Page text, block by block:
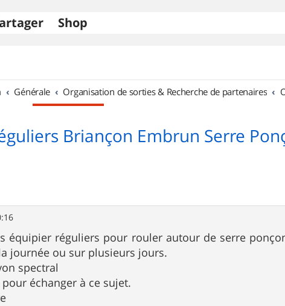
Shop
Générale Organisation de sorties & Recherche de partenaires
Briançon Embrun Serre
équipier réguliers pour rouler autour de serre
journée ou sur plusieurs jours.
spectral
échanger à ce sujet.